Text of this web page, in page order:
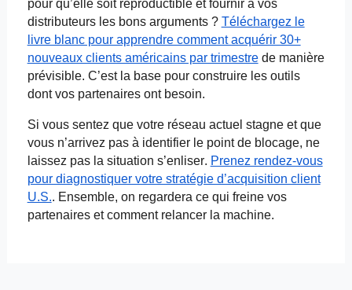
pour qu’elle soit reproductible et fournir à vos
distributeurs les bons arguments ? Téléchargez le
livre blanc pour apprendre comment acquérir 30+
nouveaux clients américains par trimestre demanière
prévisible. C’est la base pour construire les outils
dont vos partenaires ont besoin.
Si vous sentez que votre réseau actuel stagne et que
vous n’arrivez pas à identifier le point de blocage, ne
laissez pas la situation s’enliser. Prenez rendez-vous
pour diagnostiquer votre stratégie d’acquisition client
U.S.. Ensemble, on regardera ce qui freine vos
partenaires et comment relancer la machine.